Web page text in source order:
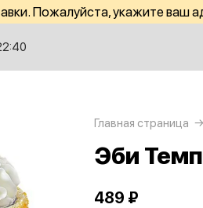
Пожалуйста, укажите ваш
Главная страница
Эби
489 ₽